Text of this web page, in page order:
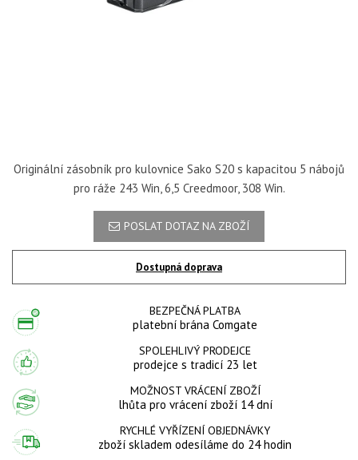
Originální zásobník pro kulovnice Sako S20 s kapacitou 5 nábojů
pro ráže 243 Win, 6,5 Creedmoor, 308 Win.
POSLAT DOTAZ NA ZBOŽÍ
Dostupná doprava
BEZPEČNÁ PLATBA
platební brána Comgate
SPOLEHLIVÝ PRODEJCE
prodejce s tradicí 23 let
MOŽNOST VRÁCENÍ ZBOŽÍ
lhůta pro vrácení zboží 14 dní
RYCHLÉ VYŘÍZENÍ OBJEDNÁVKY
zboží skladem odesíláme do 24 hodin